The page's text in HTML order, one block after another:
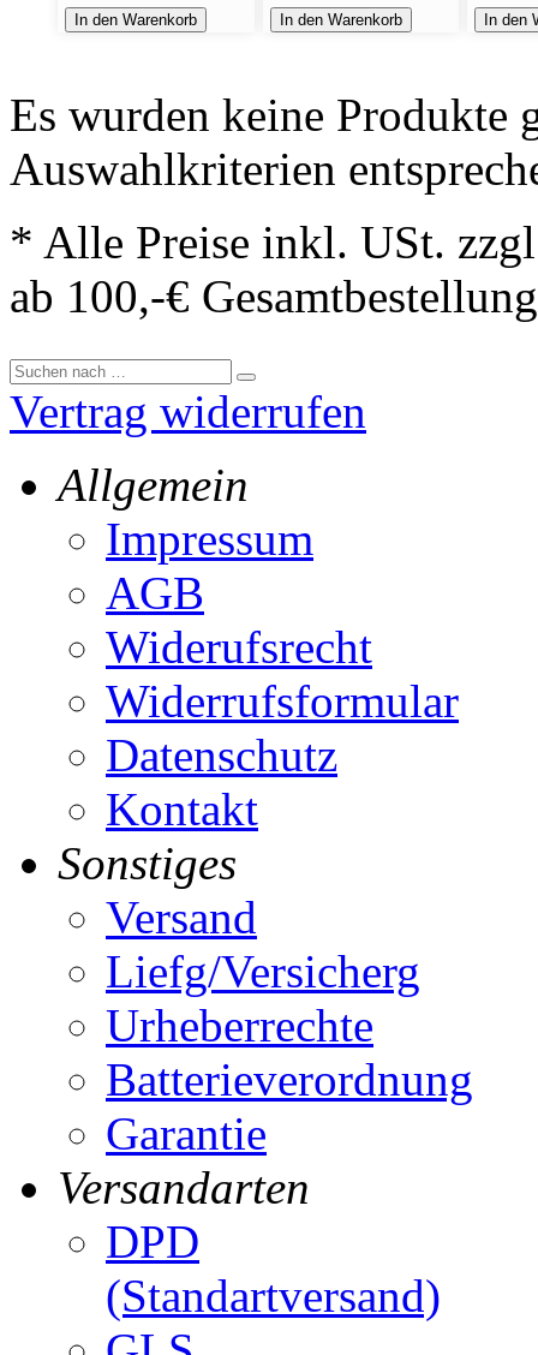
In den Warenkorb In den Warenkorb In den
Es wurden keine Produkte
Auswahlkriterien
* Alle Preise inkl. USt.
ab 100,-€
Vertrag widerrufen
Allgemein
Impressum
AGB
Widerufsrecht
Widerrufsformular
Datenschutz
Kontakt
Sonstiges
Versand
Liefg/Versicherg
Urheberrechte
Batterieverordnung
Garantie
Versandarten
DPD
(Standartversand)